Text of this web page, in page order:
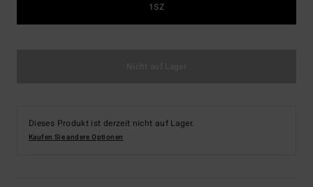
1SZ
Dieses Produkt ist derzeit nicht auf Lager.
Kaufen Sie andere Optionen